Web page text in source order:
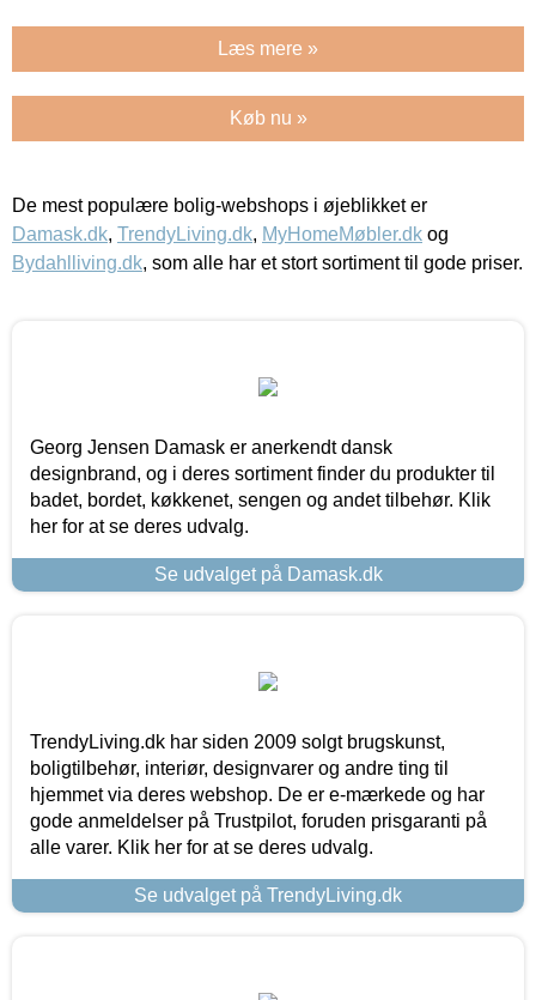
Læs mere »
Køb nu »
De mest populære bolig-webshops i øjeblikket er
Damask.dk, TrendyLiving.dk, MyHomeMøbler.dk og
Bydahlliving.dk, som alle har et stort sortiment til gode priser.
Georg Jensen Damask er anerkendt dansk
designbrand, og i deres sortiment finder du produkter til
badet, bordet, køkkenet, sengen og andet tilbehør. Klik
her for at se deres udvalg.
Se udvalget på Damask.dk
TrendyLiving.dk har siden 2009 solgt brugskunst,
boligtilbehør, interiør, designvarer og andre ting til
hjemmet via deres webshop. De er e-mærkede og har
gode anmeldelser på Trustpilot, foruden prisgaranti på
alle varer. Klik her for at se deres udvalg.
Se udvalget på TrendyLiving.dk